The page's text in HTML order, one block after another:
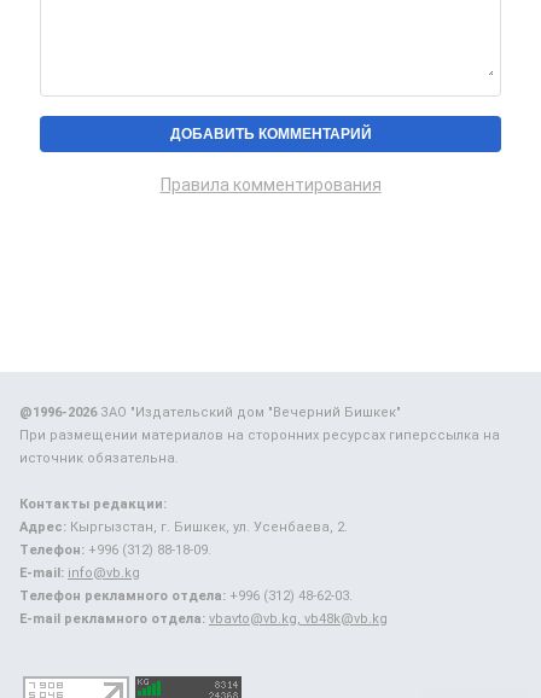
Правила комментирования
@1996-2026ЗАО "Издательский дом "Вечерний Бишкек"
При размещении материалов на сторонних ресурсах гиперссылка на
источник обязательна.
Контакты редакции:
Адрес: Кыргызстан, г. Бишкек, ул. Усенбаева, 2.
Телефон: +996 (312) 88-18-09.
E-mail: info@vb.kg
Телефон рекламного отдела: +996 (312) 48-62-03.
E-mail рекламного отдела: vbavto@vb.kg, vb48k@vb.kg